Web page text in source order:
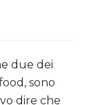
due dei
sono
dire che